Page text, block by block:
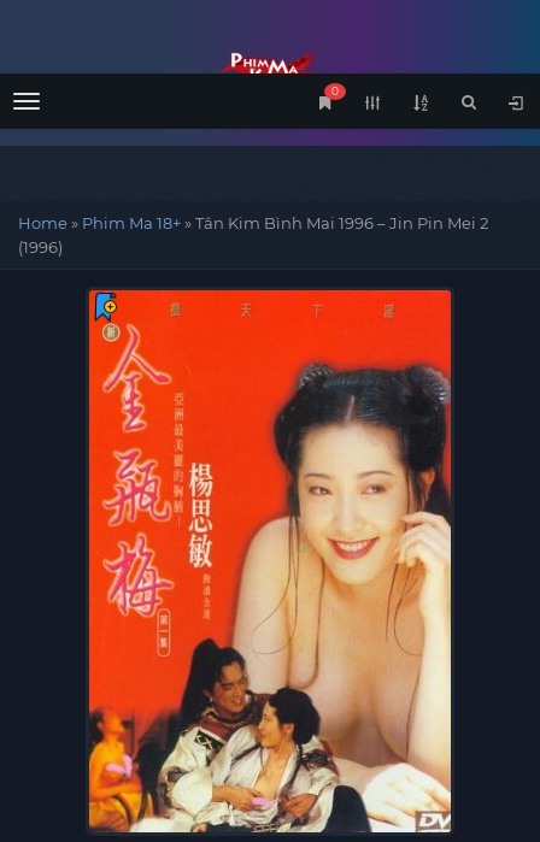
Menu
0
Home» Phim Ma 18+»Tân Kim Bình Mai 1996 – Jin Pin Mei 2
(1996)